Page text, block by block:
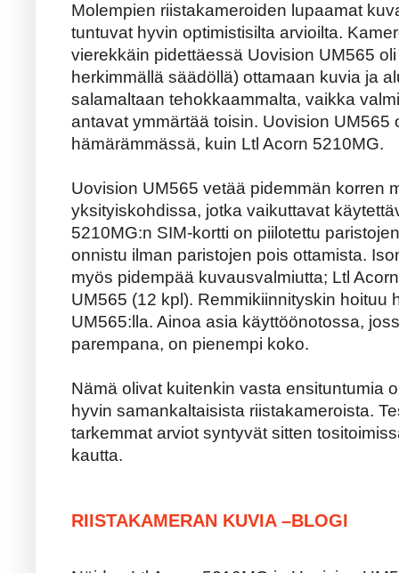
Molempien riistakameroiden lupaamat
tuntuvat hyvin optimistisilta arvioilta.
vierekkäin pidettäessä Uovision UM565
herkimmällä säädöllä) ottamaan kuvia ja
salamaltaan tehokkaammalta, vaikka
antavat ymmärtää toisin. Uovision UM565
hämärämmässä, kuin Ltl Acorn 5210MG.
Uovision UM565 vetää pidemmän korren
yksityiskohdissa, jotka vaikuttavat
5210MG:n SIM-kortti on piilotettu
onnistu ilman paristojen pois ottamista.
myös pidempää kuvausvalmiutta; Ltl
UM565 (12 kpl). Remmikiinnityskin hoituu
UM565:lla. Ainoa asia käyttöönotossa,
parempana, on pienempi koko.
Nämä olivat kuitenkin vasta ensituntumia
hyvin samankaltaisista riistakameroista.
tarkemmat arviot syntyvät sitten
kautta.
RIISTAKAMERAN KUVIA –BLOGI